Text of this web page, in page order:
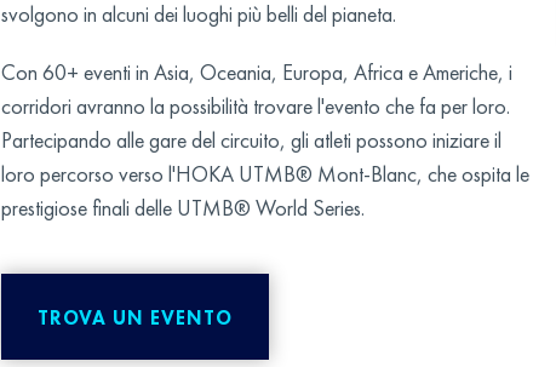
svolgono in alcuni dei luoghi più belli del pianeta.
Con 60+ eventi in Asia, Oceania, Europa, Africa e Americhe, i
corridori avranno la possibilità trovare l'evento che fa per loro.
Partecipando alle gare del circuito, gli atleti possono iniziare il
loro percorso verso l'HOKA UTMB® Mont-Blanc, che ospita le
prestigiose finali delle UTMB® World Series.
TROVA UN EVENTO